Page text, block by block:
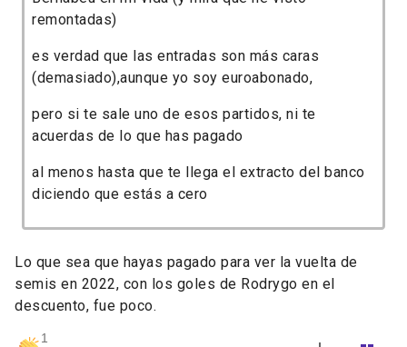
remontadas)
es verdad que las entradas son más caras
(demasiado),aunque yo soy euroabonado,
pero si te sale uno de esos partidos, ni te
acuerdas de lo que has pagado
al menos hasta que te llega el extracto del banco
diciendo que estás a cero
Lo que sea que hayas pagado para ver la vuelta de
semis en 2022, con los goles de Rodrygo en el
descuento, fue poco.
1